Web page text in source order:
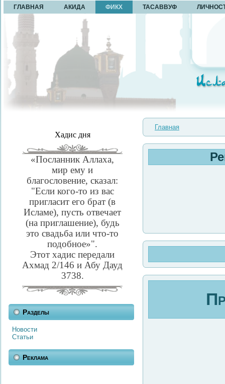
ГЛАВНАЯ АКИДА ФИКХ ТАСАВВУФ
Хадис дня
«Посланник Аллаха,
мир ему и
благословение, сказал:
"Если кого-то из вас
пригласит его брат (в
Исламе), пусть отвечает
(на приглашение), будь
это свадьба или что-то
подобное»".
Этот хадис передали
Ахмад 2/146 и Абу Дауд
3738.
Разделы
Новости
Статьи
Реклама
Главная